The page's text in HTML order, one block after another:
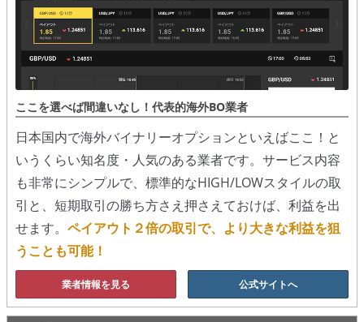
シグナルはダマシに注意
負けそうなときは損切り
攻略法まとめ
ローソク足チャート
移動平均線
トレンド順張り
MACD
RSI
ボリンジャーバンド
ここを選べば間違いなし！代表的海外BO業者
日本国内で海外バイナリーオプションといえばここ！と
いうくらい知名度・人気のある業者です。サービス内容
も非常にシンプルで、標準的なHIGH/LOWスタイルの取
引と、短期取引の勝ち方さえ押さえておけば、利益を出
せます。 ペイアウト２倍の取引で、より大きな利益を狙
うことも可能！
業者情報を見る 公式サイトへ